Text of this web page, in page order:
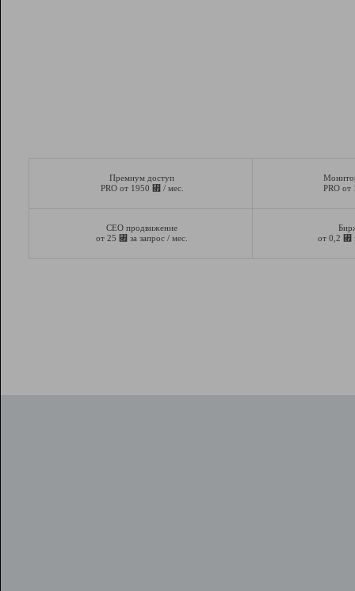
Премиум доступ
PRO от 1950 ⃏ / мес.
PRO
СЕО продвижение
от 25 ⃏ за запрос / мес.
от 0,2 ⃏